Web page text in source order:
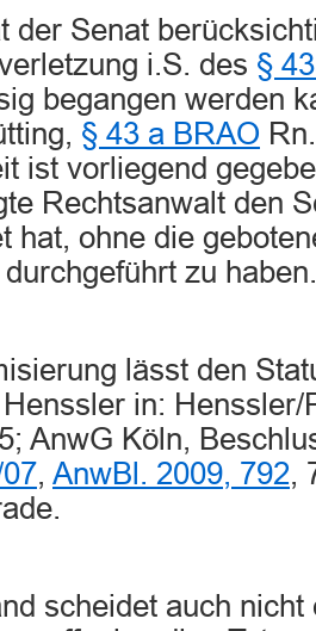
der Senat
i.S. des §
begangen werden
§ 43 a BRAO
ist vorliegend
Rechtsanwalt den
hat, ohne die
zu haben.
lässt den
in:
AnwG Köln,
, AnwBl. 2009, 792,
scheidet auch